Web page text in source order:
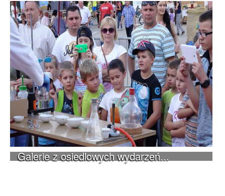
Galerie z osiedlowych wydarzeń...